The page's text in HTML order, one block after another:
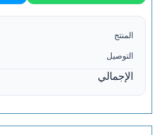
المنتج
التوصيل
الإجمالي